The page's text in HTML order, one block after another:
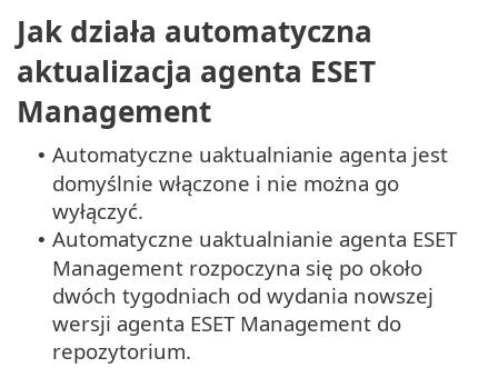
Jak działa automatyczna
aktualizacja agenta ESET
Management
• Automatyczne uaktualnianie agenta jest
domyślnie włączone i nie można go
wyłączyć.
• Automatyczne uaktualnianie agenta ESET
Management rozpoczyna się po około
dwóch tygodniach od wydania nowszej
wersji agenta ESET Management do
repozytorium.